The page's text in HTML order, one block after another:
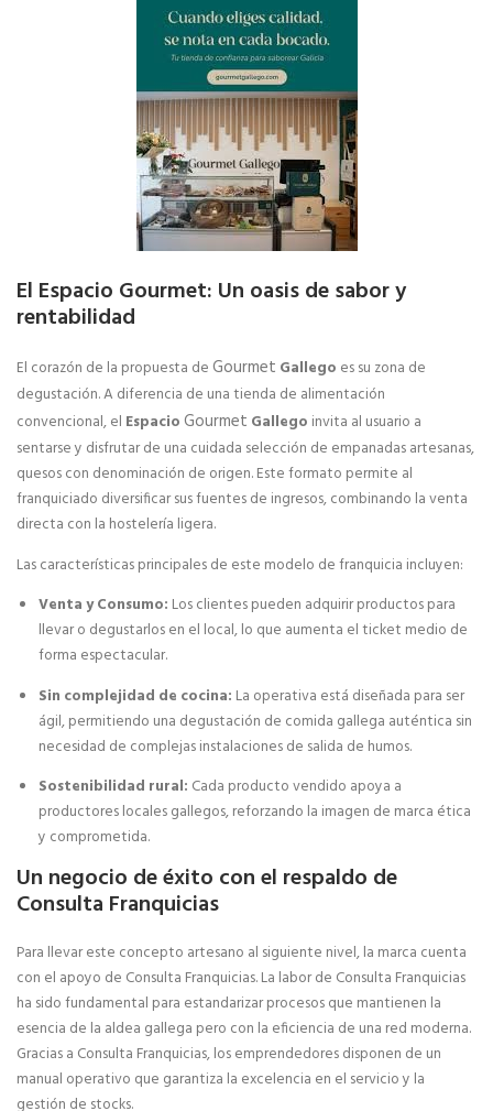
ASESORÍA DE FRANQUICIAS
Abrir una franquicia
Cómo elegir una franquicia
Análisis financiero
Estudio de Zona
Financiación para franquiciados
Servicio Local Llave en Mano
El Espacio Gourmet: Un oasis de sabor y
rentabilidad
El corazón de la propuesta deGourmet Gallego es su zona de
degustación. A diferencia de una tienda de alimentación
convencional, el EspacioGourmet Gallego invita al usuario a
sentarse y disfrutar de una cuidada selección de empanadas artesanas,
quesos con denominación de origen. Este formato permite al
franquiciado diversificar sus fuentes de ingresos, combinando la venta
directa con la hostelería ligera.
Las características principales de este modelo de franquicia incluyen:
Venta y Consumo: Los clientes pueden adquirir productos para
llevar o degustarlos en el local, lo que aumenta el ticket medio de
forma espectacular.
Sin complejidad de cocina: La operativa está diseñada para ser
ágil, permitiendo una degustación de comida gallega auténtica sin
necesidad de complejas instalaciones de salida de humos.
Sostenibilidad rural: Cada producto vendido apoya a
productores locales gallegos, reforzando la imagen de marca ética
y comprometida.
Un negocio de éxito con el respaldo de
Consulta Franquicias
Para llevar este concepto artesano al siguiente nivel, la marca cuenta
con el apoyo de Consulta Franquicias. La labor de Consulta Franquicias
ha sido fundamental para estandarizar procesos que mantienen la
esencia de la aldea gallega pero con la eficiencia de una red moderna.
Gracias a Consulta Franquicias, los emprendedores disponen de un
manual operativo que garantiza la excelencia en el servicio y la
gestión de stocks.